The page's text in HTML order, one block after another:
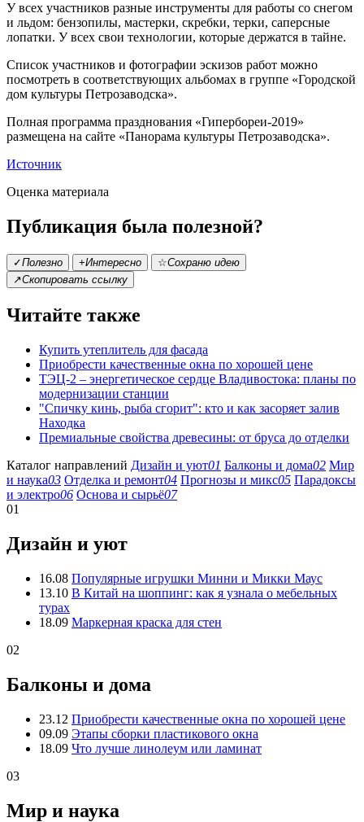
У всех участников разные инструменты для работы со снегом
и льдом: бензопилы, мастерки, скребки, терки, саперсные
лопатки. У всех свои технологии, которые держатся в тайне.
Список участников и фотографии эскизов работ можно
посмотреть в соответствующих альбомах в группе «Городской
дом культуры Петрозаводска».
Полная программа празднования «Гипербореи-2019»
размещена на сайте «Панорама культуры Петрозаводска».
Источник
Оценка материала
Публикация была полезной?
✓Полезно +Интересно ☆Сохраню идею
↗Скопировать ссылку
Читайте также
Купить утеплитель для фасада
Приобрести качественные окна по хорошей цене
ТЭЦ-2 – энергетическое сердце Владивостока: планы по
модернизации станции
"Спичку кинь, рыба сгорит": кто и как засоряет залив
Находка
Премиальные свойства древесины: от бруса до отделки
Каталог направлений Дизайн и уют01 Балконы и дома02 Мир
и наука03 Отделка и ремонт04 Прогнозы и микс05 Парадоксы
и электро06 Основа и сырьё07
01
Дизайн и уют
16.08 Популярные игрушки Минни и Микки Маус
13.10 В Китай на шоппинг: как я узнала о мебельных
турах
18.09 Маркерная краска для стен
02
Балконы и дома
23.12 Приобрести качественные окна по хорошей цене
09.09 Этапы сборки пластикового окна
18.09 Что лучше линолеум или ламинат
03
Мир и наука